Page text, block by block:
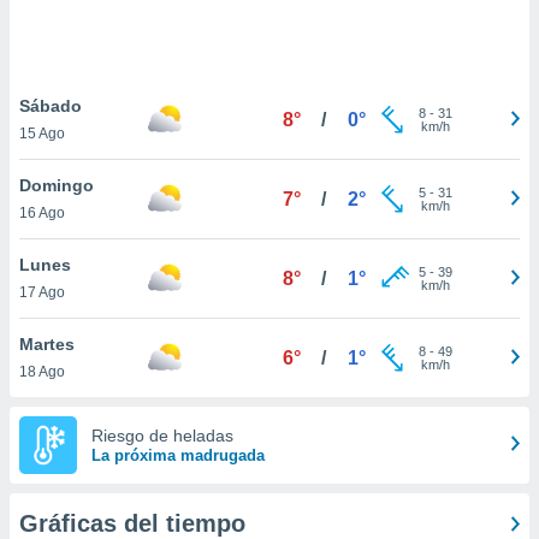
únicos
similares
como
IP
de
traten tus
en
a lo que
Para
Sábado
15 Ago
8° / 0° 8- 31
km/h
Domingo
16 Ago
7° / 2° 5- 31
km/h
Lunes
17 Ago
8° / 1° 5- 39
km/h
Martes
18 Ago
6° / 1° 8- 49
km/h
Riesgo de heladas
La próxima madrugada
Gráficas del tiempo